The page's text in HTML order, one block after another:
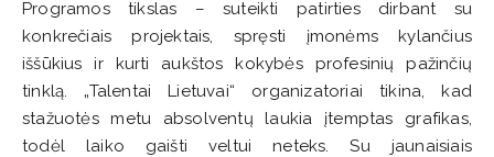
Programos tikslas – suteikti patirties dirbant su
konkrečiais projektais, spręsti įmonėms kylančius
iššūkius ir kurti aukštos kokybės profesinių pažinčių
tinklą. „Talentai Lietuvai“ organizatoriai tikina, kad
stažuotės metu absolventų laukia įtemptas grafikas,
todėl laiko gaišti veltui neteks. Su jaunaisiais